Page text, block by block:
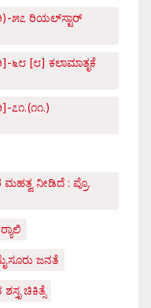
೫೭ ರಿಯಲ್‌ಸ್ಟಾರ್
೬೮ [೮] ಕಲಾಮಾತೃಕೆ
೭೧.(೧೧.)
ಮಹತ್ವ ನೀಡಿದೆ : ಪ್ರೊ.
ಜನತೆ
ಚಿಕಿತ್ಸೆ